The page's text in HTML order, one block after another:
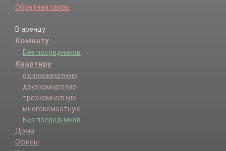
Обратная связь
В аренду:
Комнату
Без посредников
Квартиру
однокомнатную
двухкомнатную
трехкомнатную
многокомнатную
Без посредников
Дома
Офисы